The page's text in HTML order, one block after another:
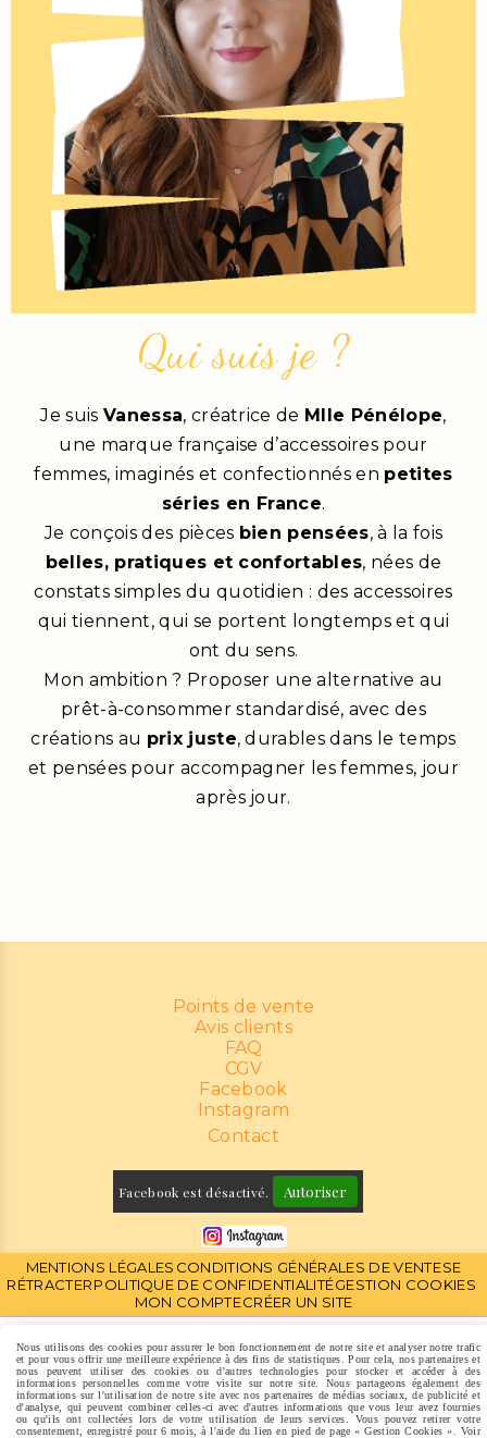
Qui suis je ?
Je suis Vanessa, créatrice de Mlle Pénélope,
une marque française d’accessoires pour
femmes, imaginés et confectionnés en petites
séries en France.
Je conçois des pièces bien pensées, à la fois
belles, pratiques et confortables, nées de
constats simples du quotidien : des accessoires
qui tiennent, qui se portent longtemps et qui
ont du sens.
Mon ambition ? Proposer une alternative au
prêt-à-consommer standardisé, avec des
créations au prix juste, durables dans le temps
et pensées pour accompagner les femmes, jour
après jour.
Points de vente
Avis clients
FAQ
CGV
Facebook
Instagram
Contact
Facebook est désactivé. Autoriser
MENTIONS LÉGALES CONDITIONS GÉNÉRALES DE VENTESE
RÉTRACTERPOLITIQUE DE CONFIDENTIALITÉGESTION COOKIES
MON COMPTECRÉER UN SITE
Nous utilisons des cookies pour assurer le bon fonctionnement de notre site et analyser notre trafic
et pour vous offrir une meilleure expérience à des fins de statistiques. Pour cela, nos partenaires et
nous peuvent utiliser des cookies ou d'autres technologies pour stocker et accéder à des
informations personnelles comme votre visite sur notre site. Nous partageons également des
informations sur l'utilisation de notre site avec nos partenaires de médias sociaux, de publicité et
d'analyse, qui peuvent combiner celles-ci avec d'autres informations que vous leur avez fournies
ou qu'ils ont collectées lors de votre utilisation de leurs services. Vous pouvez retirer votre
consentement, enregistré pour 6 mois, à l'aide du lien en pied de page « Gestion Cookies ». Voir